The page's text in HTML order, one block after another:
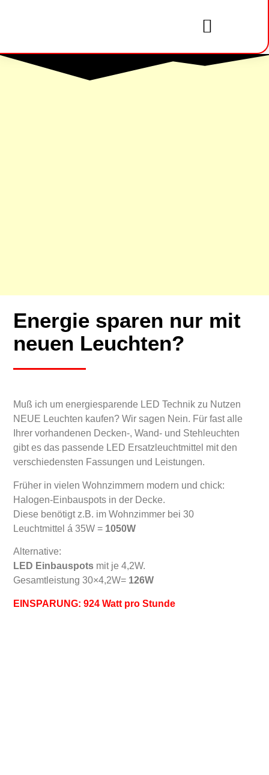
Energie sparen nur mit
neuen Leuchten?
Muß ich um energiesparende LED Technik zu Nutzen
NEUE Leuchten kaufen? Wir sagen Nein. Für fast alle
Ihrer vorhandenen Decken-, Wand- und Stehleuchten
gibt es das passende LED Ersatzleuchtmittel mit den
verschiedensten Fassungen und Leistungen.
Früher in vielen Wohnzimmern modern und chick:
Halogen-Einbauspots in der Decke.
Diese benötigt z.B. im Wohnzimmer bei 30
Leuchtmittel á 35W = 1050W
Alternative:
LED Einbauspots mit je 4,2W.
Gesamtleistung 30×4,2W= 126W
EINSPARUNG: 924 Watt pro Stunde